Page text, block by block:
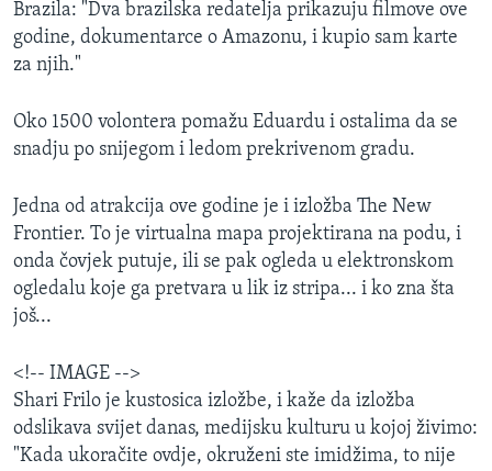
Brazila: "Dva brazilska redatelja prikazuju filmove ove
godine, dokumentarce o Amazonu, i kupio sam karte
za njih."
Oko 1500 volontera pomažu Eduardu i ostalima da se
snadju po snijegom i ledom prekrivenom gradu.
Jedna od atrakcija ove godine je i izložba The New
Frontier. To je virtualna mapa projektirana na podu, i
onda čovjek putuje, ili se pak ogleda u elektronskom
ogledalu koje ga pretvara u lik iz stripa... i ko zna šta
još...
<!-- IMAGE -->
Shari Frilo je kustosica izložbe, i kaže da izložba
odslikava svijet danas, medijsku kulturu u kojoj živimo:
"Kada ukoračite ovdje, okruženi ste imidžima, to nije